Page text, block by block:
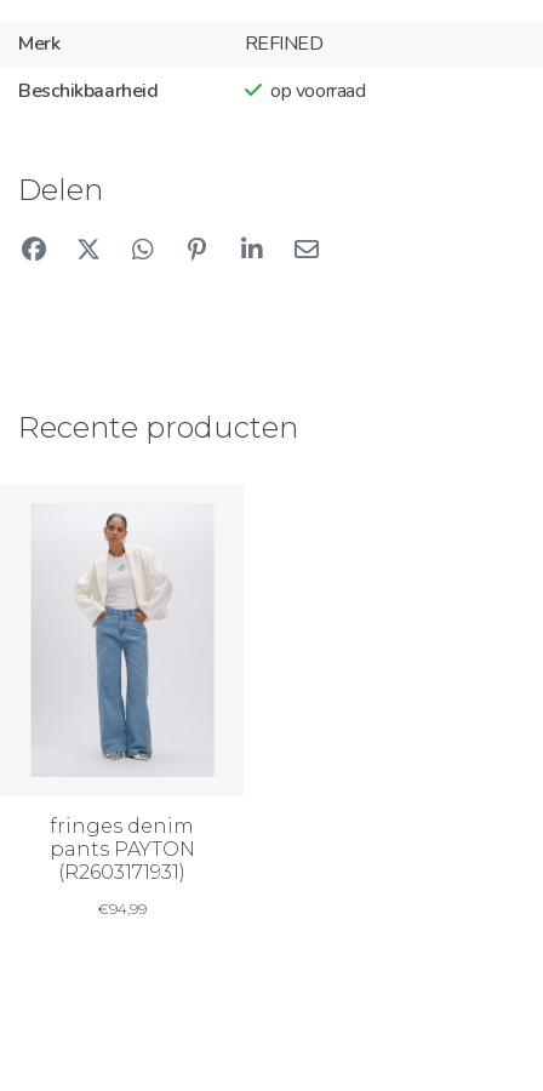
Merk
REFINED
Beschikbaarheid
op voorraad
Delen
Recente producten
fringes denim
pants PAYTON
(R2603171931)
€94,99